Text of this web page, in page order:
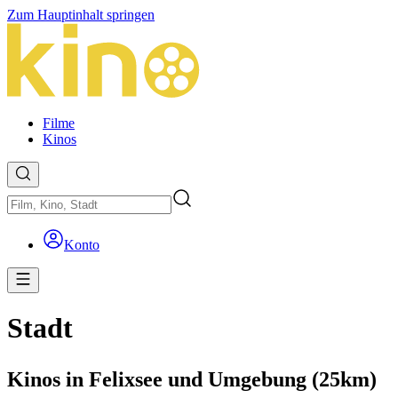
Zum Hauptinhalt springen
Filme
Kinos
Konto
Stadt
Kinos in Felixsee und Umgebung (25km)